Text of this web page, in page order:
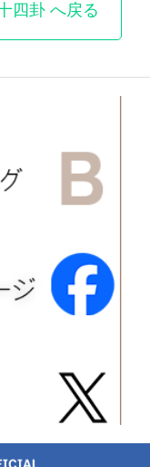
四卦 へ戻る